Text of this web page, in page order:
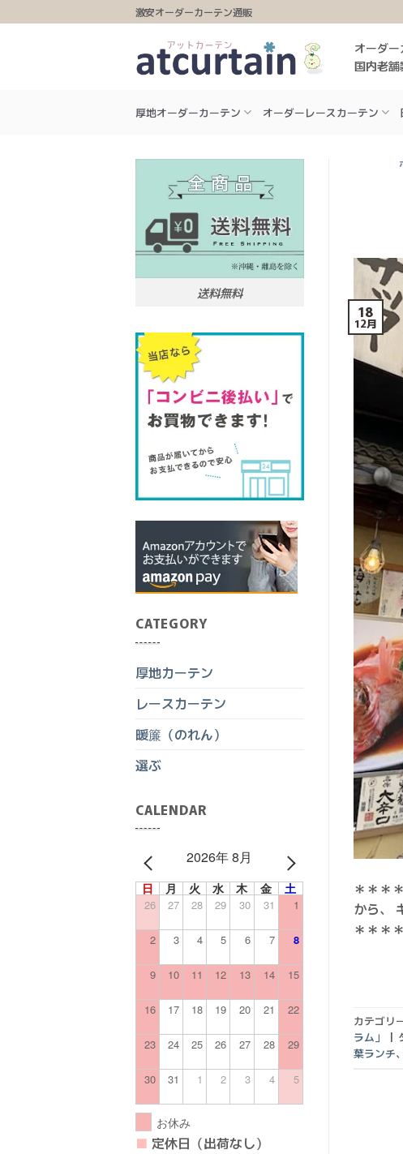
to
激安オーダーカーテン通販
オーダ
国内老
厚地オーダーカーテン オーダーレースカーテン
送料無料
CATEGORY
厚地カーテン
レースカーテン
暖簾（のれん）
選ぶ
CALENDAR
2026年 8月
日 月 火 水 木 金 土
26 27 28 29 30 31 1
2 3 4 5 6 7 8
9 10 11 12 13 14 15
16 17 18 19 20 21 22
23 24 25 26 27 28 29
30 31 1 2 3 4 5
お休み
■ 定休日（出荷なし）
18
12月
＊＊＊
から、
＊＊＊
カテゴリ
ラム」
|
葉ランチ、